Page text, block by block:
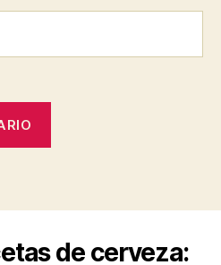
de cerveza: